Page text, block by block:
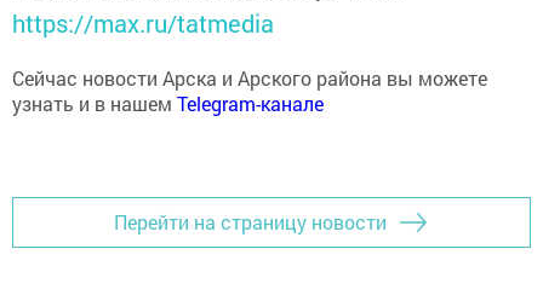
https://max.ru/tatmedia
Сейчас новости Арска и Арского района вы можете
узнать и в нашем Telegram-канале
Перейти на страницу новости